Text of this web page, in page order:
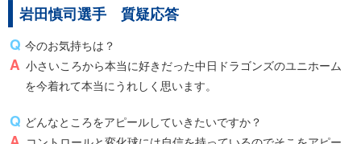
岩田慎司選手 質疑応答
今のお気持ちは？
小さいころから本当に好きだった中日ドラゴンズのユニホーム
を今着れて本当にうれしく思います。
どんなところをアピールしていきたいですか？